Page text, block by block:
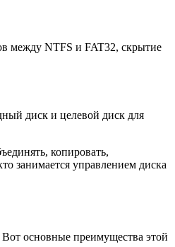
между NTFS и FAT32, скрытие
диск и целевой диск для
копировать,
занимается управлением диска
основные преимущества этой